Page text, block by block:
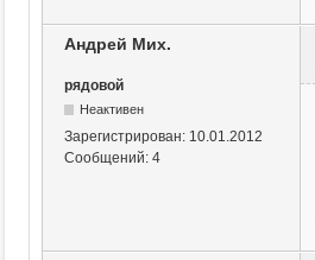
Андрей Мих.
рядовой
Неактивен
Зарегистрирован: 10.01.2012
Сообщений: 4